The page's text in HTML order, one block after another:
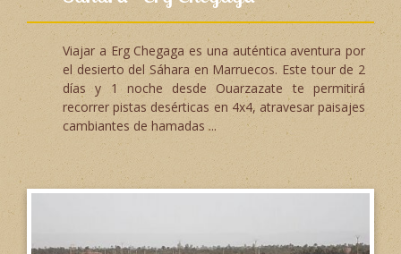
Viajar a Erg Chegaga es una auténtica aventura por
el desierto del Sáhara en Marruecos. Este tour de 2
días y 1 noche desde Ouarzazate te permitirá
recorrer pistas desérticas en 4x4, atravesar paisajes
cambiantes de hamadas ...